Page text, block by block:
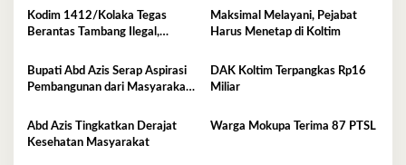
Kodim 1412/Kolaka Tegas
Berantas Tambang Ilegal,
Maksimal Melayani, Pejabat
Harus Menetap di Koltim
Bupati Abd Azis Serap Aspirasi
Pembangunan dari Masyarakat
DAK Koltim Terpangkas Rp16
Miliar
Abd Azis Tingkatkan Derajat
Kesehatan Masyarakat
Warga Mokupa Terima 87 PTSL